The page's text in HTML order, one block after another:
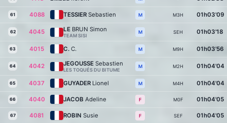
61 4088 TESSIER Sebastien M M3H 01h03'09
62 4045 LE BRUN Simon
TEAM SISI
M SEH 01h03'18
63 4015 C. C. M M9H 01h03'56
64 4042 JEGOUSSE Sebastien
LES TOQUÉS DU BITUME
M M2H 01h04'04
65 4037 GUYADER Lionel M M4H 01h04'04
66 4040 JACOB Adeline F M0F 01h04'05
67 4081 ROBIN Susie F SEF 01h04'05